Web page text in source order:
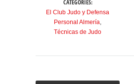
CATEGORIES:
El Club Judo y Defensa
Personal Almería,
Técnicas de Judo